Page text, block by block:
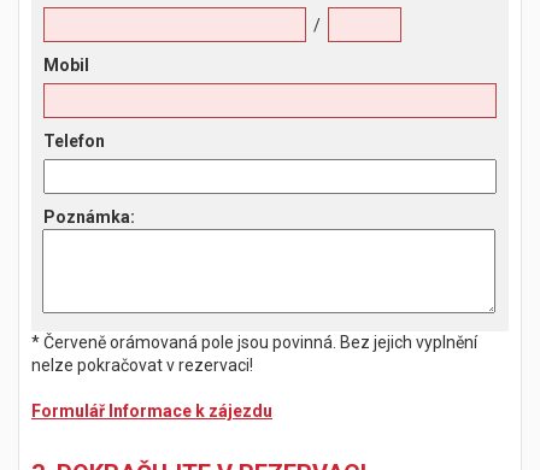
/
Mobil
Telefon
Poznámka:
* Červeně orámovaná pole jsou povinná. Bez jejich vyplnění
nelze pokračovat v rezervaci!
Formulář Informace k zájezdu